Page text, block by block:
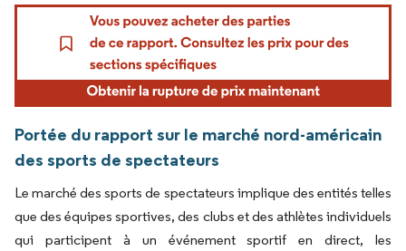
Portée du rapport sur le marché nord-américain
des sports de spectateurs
Le marché des sports de spectateurs implique des entités telles
que des équipes sportives, des clubs et des athlètes individuels
qui participent à un événement sportif en direct, les